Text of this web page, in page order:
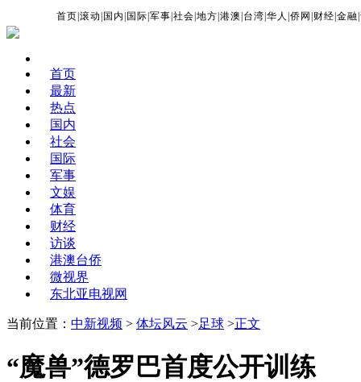
首页 |滚动 国内 国际 |军事 |社会 |地方 |港澳 台湾 |华人 |侨网 财经 |金融 |
首页
最新
热点
国内
社会
国际
军事
文娱
体育
财经
访谈
港澳台侨
微视界
东北亚电视网
当前位置： 中新视频 > 体坛风云 >足球 >正文
“魔兽”德罗巴首度公开训练